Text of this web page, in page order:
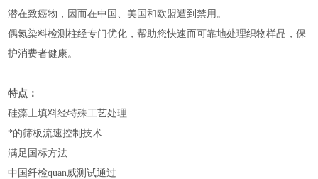
潜在致癌物，因而在中国、美国和欧盟遭到禁用。
偶氮染料检测柱经专门优化，帮助您快速而可靠地处理织物样品，保
护消费者健康。
特点：
硅藻土填料经特殊工艺处理
*的筛板流速控制技术
满足国标方法
中国纤检quan威测试通过